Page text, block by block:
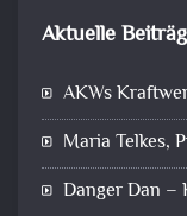
Aktuelle
AKWs
Maria Telkes,
Danger Dan –